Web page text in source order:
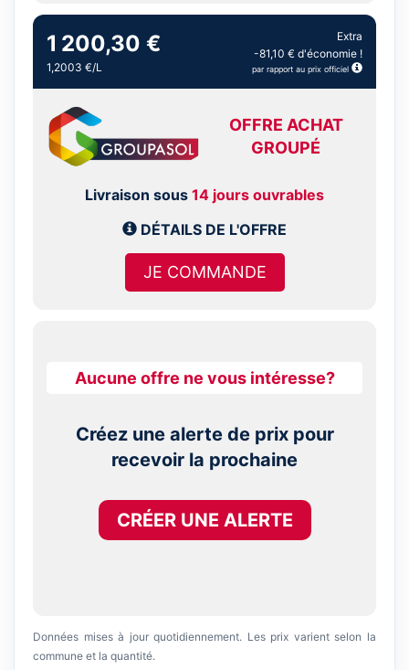
1 200,30 €
1,2003 €/L
Extra
-81,10 € d'économie !
par rapport au prix officiel
OFFRE ACHAT
GROUPÉ
Livraison sous 14 jours ouvrables
DÉTAILS DE L'OFFRE
JE COMMANDE
Aucune offre ne vous intéresse?
Créez une alerte de prix pour
recevoir la prochaine
CRÉER UNE ALERTE
Données mises à jour quotidiennement. Les prix varient selon la
commune et la quantité.